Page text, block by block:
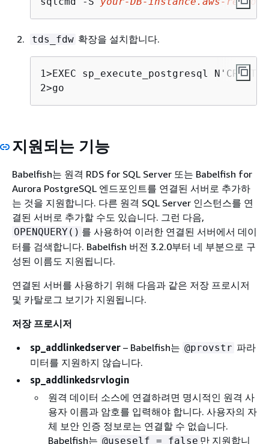
tds_fdw 확장을 설치합니다.
1>
2>go
지원되는 기능
Babelfish는 원격 RDS for SQL Server 또는 Babelfish for
Aurora PostgreSQL 엔드포인트를 연결된 서버로 추가하
는 것을 지원합니다. 다른 원격 SQL Server 인스턴스를 연
결된 서버로 추가할 수도 있습니다. 그런 다음,
OPENQUERY() 를 사용하여 이러한 연결된 서버에서 데이
터를 검색합니다. Babelfish 버전 3.2.0부터 네 부분으로 구
성된 이름도 지원됩니다.
연결된 서버를 사용하기 위해 다음과 같은 저장 프로시저
및 카탈로그 보기가 지원됩니다.
저장 프로시저
sp_addlinkedserver – Babelfish는 @provstr 파라
미터를 지원하지 않습니다.
sp_addlinkedsrvlogin
원격 데이터 소스에 연결하려면 명시적인 원격 사
용자 이름과 암호를 입력해야 합니다. 사용자의 자
체 보안 인증 정보로는 연결할 수 없습니다.
Babelfish는 @useself = false 만 지원합니